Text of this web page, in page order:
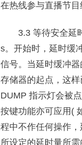
在热线参与直播节目
3.3 等待安全延
s。开始时，延时缓
信号。当延时缓冲
存储器的起点，这
DUMP 指示灯会被
按键功能亦可应用(
程中不作任何操作
所设定的延时量所